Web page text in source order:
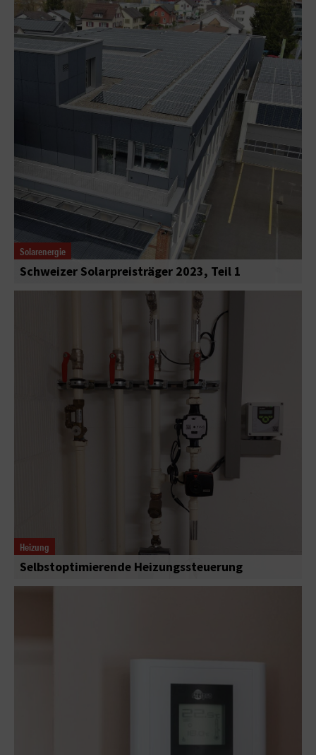
Solarenergie
Schweizer Solarpreisträger 2023, Teil 1
Heizung
Selbstoptimierende Heizungssteuerung